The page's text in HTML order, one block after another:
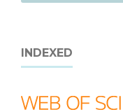
INDEXED